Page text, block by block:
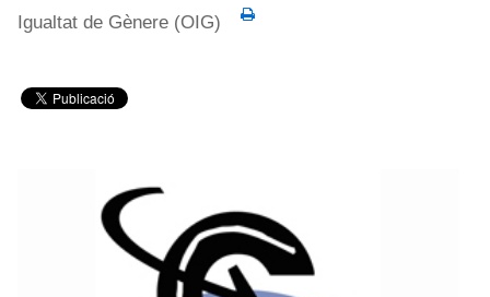
Igualtat de Gènere (OIG)